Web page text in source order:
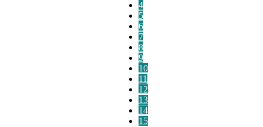
4
5
6
7
8
9
10
11
12
13
14
15